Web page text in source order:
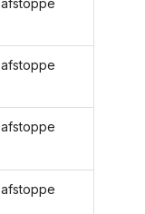
afstoppe
afstoppe
afstoppe